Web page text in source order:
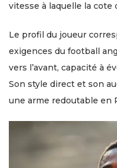
vitesse à laquelle la cote
Le profil du joueur
exigences du football
vers l’avant, capacité à
Son style direct et son
une arme redoutable en